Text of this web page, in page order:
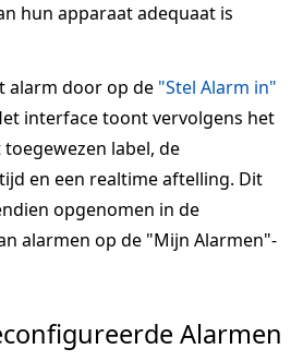
hun apparaat adequaat is
alarm door op de "Stel Alarm in"
interface toont vervolgens het
label, de
en een realtime aftelling. Dit
opgenomen in de
alarmen op de "Mijn Alarmen"-
Alarmen